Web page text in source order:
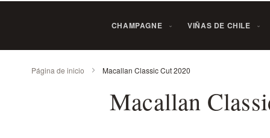
CHAMPAGNE VIÑAS DE CHILE
Página de inicio Macallan Classic Cut 2020
Macallan